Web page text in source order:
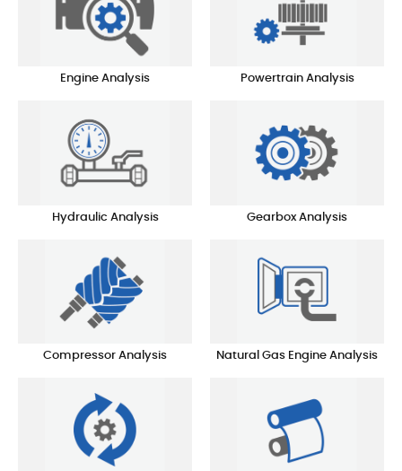
Engine Analysis Powertrain Analysis
Hydraulic Analysis Gearbox Analysis
Compressor Analysis Natural Gas Engine Analysis